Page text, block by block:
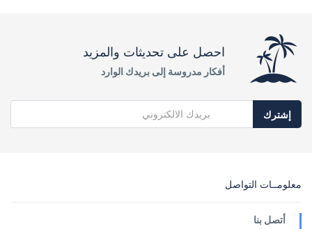
احصل على تحديثات والمزيد
أفكار مدروسة إلى بريدك الوارد
إشترك
معلومــات التواصل
أتصل بنا